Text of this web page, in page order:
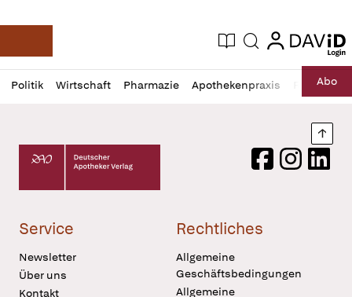
Deutsche Apotheker Zeitung
Aktuelle Ausgabe
Suche login
login
Politik Wirtschaft Pharmazie Apothekenpraxis RechtAbo
Profil
öffnen
Daz
Pur
Deutscher Apotheker Verlag Logo
FacebookInstagram
Service
Newsletter
Über uns
Kontakt
Rechtliches
Allgemeine
Geschäftsbedingungen
Allgemeine